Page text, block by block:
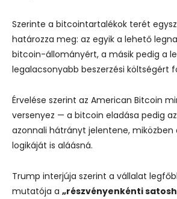
Szerinte a bitcointartalékok terét
határozza meg: az egyik a lehető
bitcoin-állományért, a másik pedig a
legalacsonyabb beszerzési költségért
Érvelése szerint az American Bitcoin
versenyez — a bitcoin eladása pedig
azonnali hátrányt jelentene, miközben
logikáját is aláásná.
Trump interjúja szerint a vállalat
mutatója a „részvényenkénti